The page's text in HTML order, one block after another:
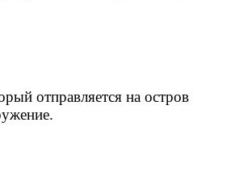
отправляется на остров